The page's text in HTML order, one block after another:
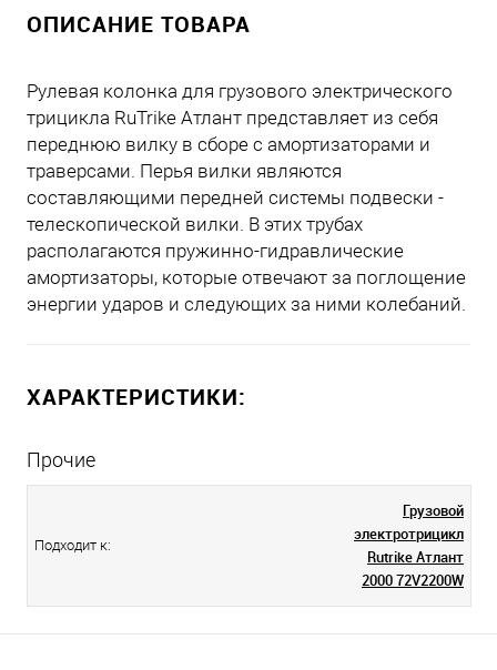
ОПИСАНИЕ ТОВАРА
Рулевая колонка для грузового электрического
трицикла RuTrike Атлант представляет из себя
переднюю вилку в сборе с амортизаторами и
траверсами. Перья вилки являются
составляющими передней системы подвески -
телескопической вилки. В этих трубах
располагаются пружинно-гидравлические
амортизаторы, которые отвечают за поглощение
энергии ударов и следующих за ними колебаний.
ХАРАКТЕРИСТИКИ:
Прочие
Подходит к:
Грузовой
электротрицикл
Rutrike Атлант
2000 72V2200W